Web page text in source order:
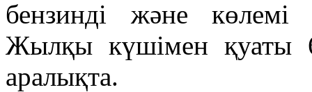
бензинді және көлемі
Жылқы күшімен қуаты
аралықта.